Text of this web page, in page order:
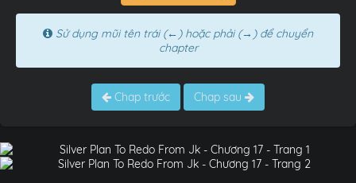
Sử dụng mũi tên trái (←) hoặc phải (→) để chuyển
chapter
Chap trước Chap sau